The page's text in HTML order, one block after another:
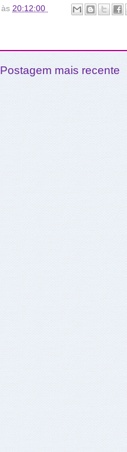
às 20:12:00
Postagem mais recente